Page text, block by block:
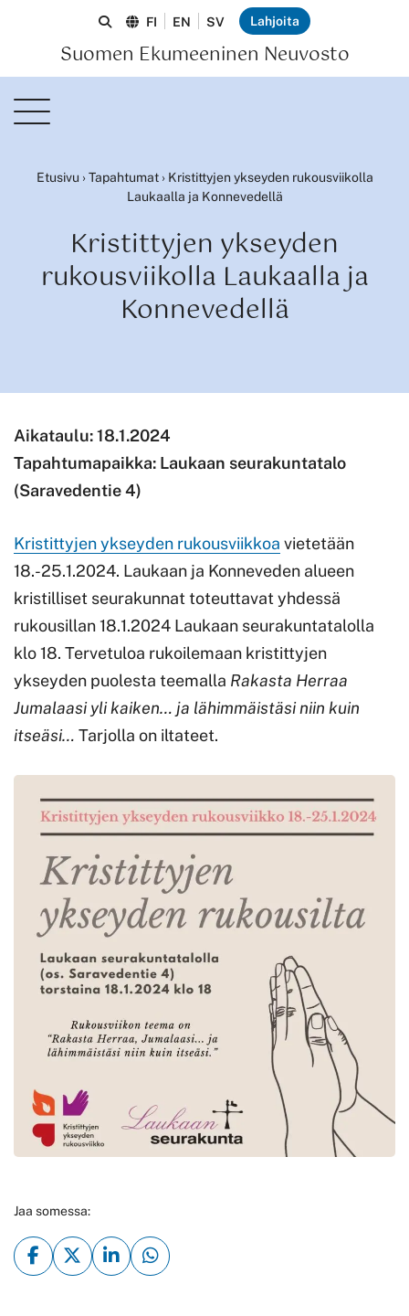
Suomen Ekumeeninen Neuvosto
FI EN SV Lahjoita
Etusivu ›Tapahtumat› Kristittyjen ykseyden rukousviikolla
Laukaalla ja Konnevedellä
Kristittyjen ykseyden
rukousviikolla Laukaalla ja
Konnevedellä
Aikataulu:18.1.2024
Tapahtumapaikka: Laukaan seurakuntatalo
(Saravedentie 4)
Kristittyjen ykseyden rukousviikkoa vietetään
18.-25.1.2024. Laukaan ja Konneveden alueen
kristilliset seurakunnat toteuttavat yhdessä
rukousillan 18.1.2024 Laukaan seurakuntatalolla
klo 18. Tervetuloa rukoilemaan kristittyjen
ykseyden puolesta teemalla Rakasta Herraa
Jumalaasi yli kaiken… ja lähimmäistäsi niin kuin
itseäsi… Tarjolla on iltateet.
Jaa somessa: